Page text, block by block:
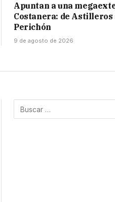
Apuntan a una
Costanera: de Astilleros
Perichón
9 de agosto de 2026